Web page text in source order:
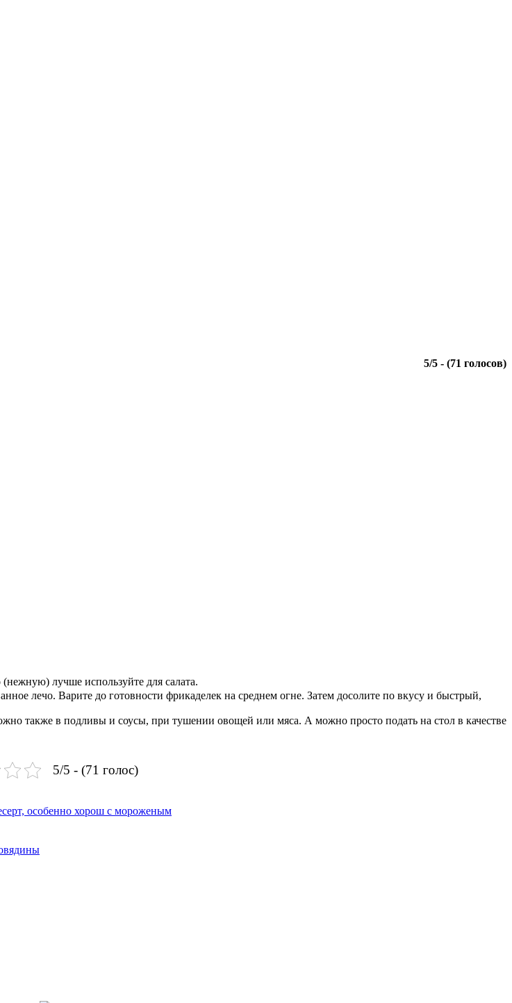
5/5 - (71 голосов)
лучше используйте для салата.
лечо. Варите до готовности фрикаделек на среднем огне. Затем досолите по вкусу и быстрый,
также в подливы и соусы, при тушении овощей или мяса. А можно просто подать на стол в качестве
5/5 - (71 голос)
особенно хорош с мороженым